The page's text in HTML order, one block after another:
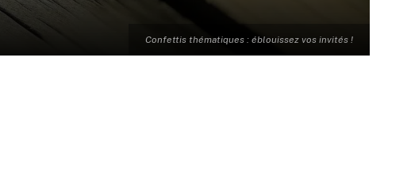
Confettis thématiques : éblouissez vos invités !